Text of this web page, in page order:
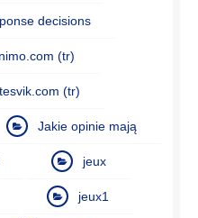
decisions
(tr)
(tr)
Jakie opinie mają
jeux
jeux1